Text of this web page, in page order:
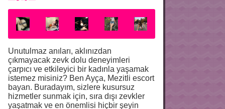
Unutulmaz anıları, aklınızdan
çıkmayacak zevk dolu deneyimleri
çarpıcı ve etkileyici bir kadınla yaşamak
istemez misiniz? Ben Ayça, Mezitli escort
bayan. Buradayım, sizlere kusursuz
hizmetler sunmak için, sıra dışı zevkler
yaşatmak ve en önemlisi hiçbir şeyin